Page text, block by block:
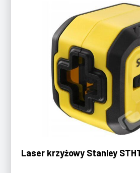
Laser krzyżowy Stanley